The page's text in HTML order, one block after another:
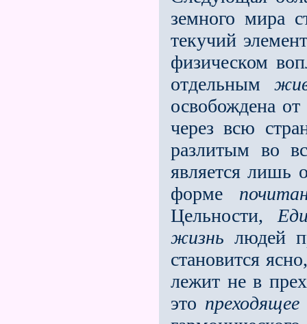
земного мира
текучий
физическом
отдельным
освобождена
через всю
разлитым во
является лишь
форме
Цельности,
жизнь людей
становится
лежит не в
это прехо­дящее